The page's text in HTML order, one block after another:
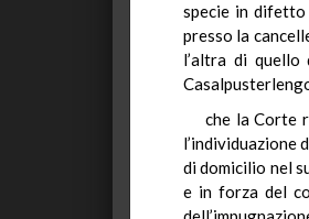
specie in difetto
presso la
l’altra di
che la Corte
l’individuazione
di domicilio nel
e in forza del